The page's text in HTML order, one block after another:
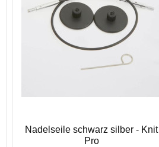
Nadelseile schwarz silber - Knit
Pro